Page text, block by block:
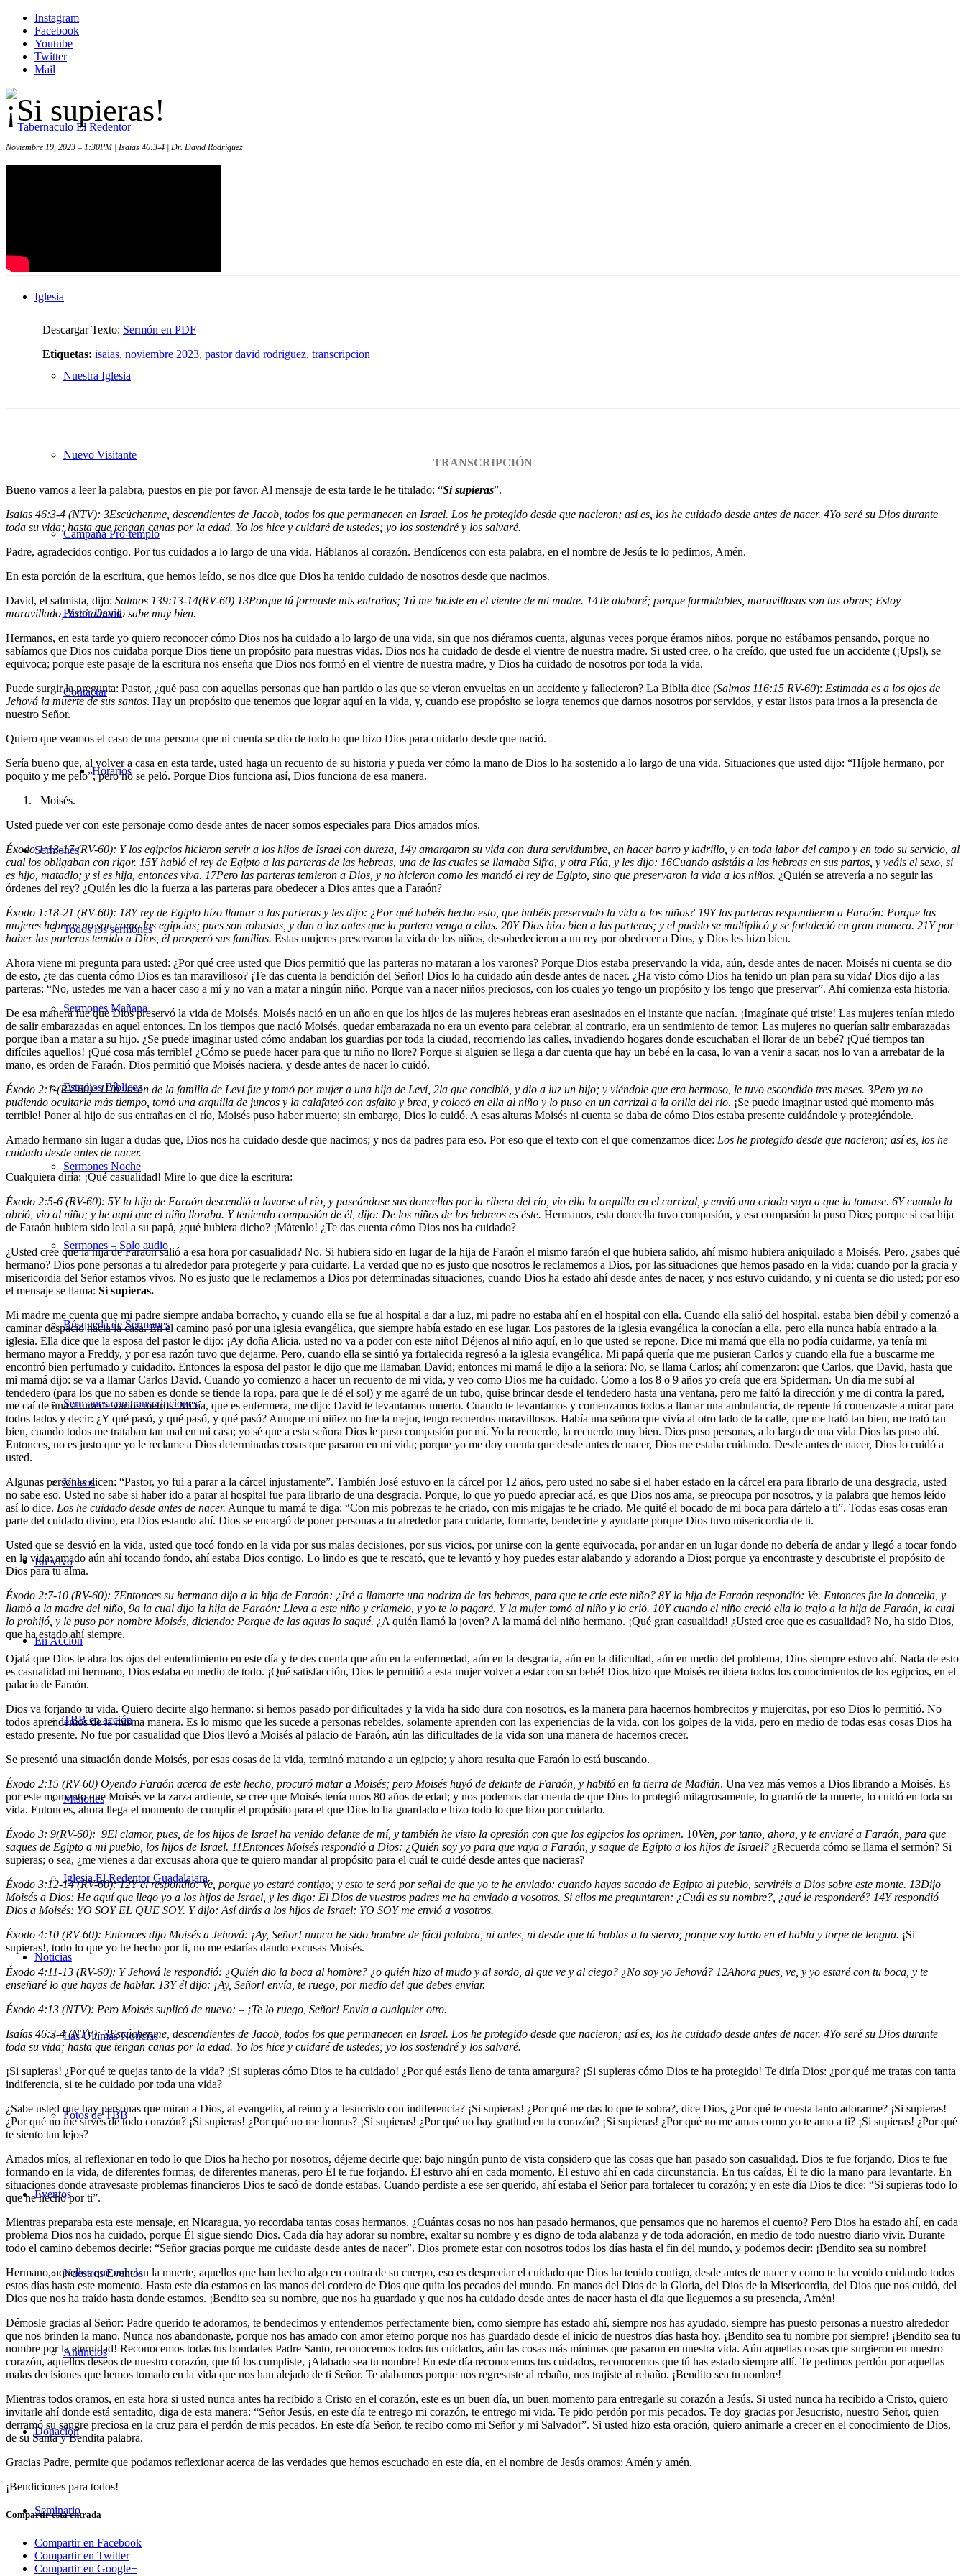
Instagram
Facebook
Youtube
Twitter
Mail
Iglesia
Nuestra Iglesia
Nuevo Visitante
Campaña Pro-templo
Pastor David
Contactar
Horarios
Sermones
Todos los sermones
Sermones Mañana
Estudios Bíblicos
Sermones Noche
Sermones – Solo audio
Búsqueda de Sermones
Sermones con transcripciones
Videos
En Vivo
En Acción
TBB en acción
Misiones
Iglesia El Redentor Guadalajara
Noticias
Las Últimas Noticias
Fotos de TBB
Eventos
Nuestros Eventos
Anuncios
Donación
Seminario
¡Si supieras!
Noviembre 19, 2023 – 1:30PM | Isaias 46:3-4 | Dr. David Rodríguez
Descargar Texto: Sermón en PDF
Etiquetas: isaias, noviembre 2023, pastor david rodriguez, transcripcion
TRANSCRIPCIÓN
Bueno vamos a leer la palabra, puestos en pie por favor. Al mensaje de esta tarde le he titulado: “Si supieras”.
Isaías 46:3-4 (NTV): 3Escúchenme, descendientes de Jacob, todos los que permanecen en Israel. Los he protegido desde que nacieron; así es, los he cuidado desde antes de nacer. 4Yo seré su Dios durante
toda su vida; hasta que tengan canas por la edad. Yo los hice y cuidaré de ustedes; yo los sostendré y los salvaré.
Padre, agradecidos contigo. Por tus cuidados a lo largo de una vida. Háblanos al corazón. Bendícenos con esta palabra, en el nombre de Jesús te lo pedimos, Amén.
En esta porción de la escritura, que hemos leído, se nos dice que Dios ha tenido cuidado de nosotros desde que nacimos.
David, el salmista, dijo: Salmos 139:13-14(RV-60) 13Porque tú formaste mis entrañas; Tú me hiciste en el vientre de mi madre. 14Te alabaré; porque formidables, maravillosas son tus obras; Estoy
maravillado, Y mi alma lo sabe muy bien.
Hermanos, en esta tarde yo quiero reconocer cómo Dios nos ha cuidado a lo largo de una vida, sin que nos diéramos cuenta, algunas veces porque éramos niños, porque no estábamos pensando, porque no
sabíamos que Dios nos cuidaba porque Dios tiene un propósito para nuestras vidas. Dios nos ha cuidado de desde el vientre de nuestra madre. Si usted cree, o ha creído, que usted fue un accidente (¡Ups!), se
equivoca; porque este pasaje de la escritura nos enseña que Dios nos formó en el vientre de nuestra madre, y Dios ha cuidado de nosotros por toda la vida.
Puede surgir la pregunta: Pastor, ¿qué pasa con aquellas personas que han partido o las que se vieron envueltas en un accidente y fallecieron? La Biblia dice (Salmos 116:15 RV-60): Estimada es a los ojos de
Jehová la muerte de sus santos. Hay un propósito que tenemos que lograr aquí en la vida, y, cuando ese propósito se logra tenemos que darnos nosotros por servidos, y estar listos para irnos a la presencia de
nuestro Señor.
Quiero que veamos el caso de una persona que ni cuenta se dio de todo lo que hizo Dios para cuidarlo desde que nació.
Sería bueno que, al volver a casa en esta tarde, usted haga un recuento de su historia y pueda ver cómo la mano de Dios lo ha sostenido a lo largo de una vida. Situaciones que usted dijo: “Híjole hermano, por
poquito y me pelo”, pero no se peló. Porque Dios funciona así, Dios funciona de esa manera.
Moisés.
Usted puede ver con este personaje como desde antes de nacer somos especiales para Dios amados míos.
Éxodo 1:13-17 (RV-60): Y los egipcios hicieron servir a los hijos de Israel con dureza, 14y amargaron su vida con dura servidumbre, en hacer barro y ladrillo, y en toda labor del campo y en todo su servicio, al
cual los obligaban con rigor. 15Y habló el rey de Egipto a las parteras de las hebreas, una de las cuales se llamaba Sifra, y otra Fúa, y les dijo: 16Cuando asistáis a las hebreas en sus partos, y veáis el sexo, si
es hijo, matadlo; y si es hija, entonces viva. 17Pero las parteras temieron a Dios, y no hicieron como les mandó el rey de Egipto, sino que preservaron la vida a los niños. ¿Quién se atrevería a no seguir las
órdenes del rey? ¿Quién les dio la fuerza a las parteras para obedecer a Dios antes que a Faraón?
Éxodo 1:18-21 (RV-60): 18Y rey de Egipto hizo llamar a las parteras y les dijo: ¿Por qué habéis hecho esto, que habéis preservado la vida a los niños? 19Y las parteras respondieron a Faraón: Porque las
mujeres hebreas no son como las egipcias; pues son robustas, y dan a luz antes que la partera venga a ellas. 20Y Dios hizo bien a las parteras; y el pueblo se multiplicó y se fortaleció en gran manera. 21Y por
haber las parteras temido a Dios, él prosperó sus familias. Estas mujeres preservaron la vida de los niños, desobedecieron a un rey por obedecer a Dios, y Dios les hizo bien.
Ahora viene mi pregunta para usted: ¿Por qué cree usted que Dios permitió que las parteras no mataran a los varones? Porque Dios estaba preservando la vida, aún, desde antes de nacer. Moisés ni cuenta se dio
de esto, ¿te das cuenta cómo Dios es tan maravilloso? ¡Te das cuenta la bendición del Señor! Dios lo ha cuidado aún desde antes de nacer. ¿Ha visto cómo Dios ha tenido un plan para su vida? Dios dijo a las
parteras: “No, ustedes me van a hacer caso a mí y no van a matar a ningún niño. Porque van a nacer niños preciosos, con los cuales yo tengo un propósito y los tengo que preservar”. Ahí comienza esta historia.
De esa manera fue que Dios preservó la vida de Moisés. Moisés nació en un año en que los hijos de las mujeres hebreas eran asesinados en el instante que nacían. ¡Imagínate qué triste! Las mujeres tenían miedo
de salir embarazadas en aquel entonces. En los tiempos que nació Moisés, quedar embarazada no era un evento para celebrar, al contrario, era un sentimiento de temor. Las mujeres no querían salir embarazadas
porque iban a matar a su hijo. ¿Se puede imaginar usted cómo andaban los guardias por toda la ciudad, recorriendo las calles, invadiendo hogares donde escuchaban el llorar de un bebé? ¡Qué tiempos tan
difíciles aquellos! ¡Qué cosa más terrible! ¿Cómo se puede hacer para que tu niño no llore? Porque si alguien se llega a dar cuenta que hay un bebé en la casa, lo van a venir a sacar, nos lo van a arrebatar de la
mano, es orden de Faraón. Dios permitió que Moisés naciera, y desde antes de nacer lo cuidó.
Éxodo 2:1-(RV-60):1Un varón de la familia de Leví fue y tomó por mujer a una hija de Leví, 2la que concibió, y dio a luz un hijo; y viéndole que era hermoso, le tuvo escondido tres meses. 3Pero ya no
pudiendo ocultarle más tiempo, tomó una arquilla de juncos y la calafateó con asfalto y brea, y colocó en ella al niño y lo puso en un carrizal a la orilla del río. ¡Se puede imaginar usted qué momento más
terrible! Poner al hijo de sus entrañas en el río, Moisés puso haber muerto; sin embargo, Dios lo cuidó. A esas alturas Moisés ni cuenta se daba de cómo Dios estaba presente cuidándole y protegiéndole.
Amado hermano sin lugar a dudas que, Dios nos ha cuidado desde que nacimos; y nos da padres para eso. Por eso que el texto con el que comenzamos dice: Los he protegido desde que nacieron; así es, los he
cuidado desde antes de nacer.
Cualquiera diría: ¡Qué casualidad! Mire lo que dice la escritura:
Éxodo 2:5-6 (RV-60): 5Y la hija de Faraón descendió a lavarse al río, y paseándose sus doncellas por la ribera del río, vio ella la arquilla en el carrizal, y envió una criada suya a que la tomase. 6Y cuando la
abrió, vio al niño; y he aquí que el niño lloraba. Y teniendo compasión de él, dijo: De los niños de los hebreos es éste. Hermanos, esta doncella tuvo compasión, y esa compasión la puso Dios; porque si esa hija
de Faraón hubiera sido leal a su papá, ¿qué hubiera dicho? ¡Mátenlo! ¿Te das cuenta cómo Dios nos ha cuidado?
¿Usted cree que la hija de Faraón salió a esa hora por casualidad? No. Si hubiera sido en lugar de la hija de Faraón el mismo faraón el que hubiera salido, ahí mismo hubiera aniquilado a Moisés. Pero, ¿sabes qué
hermano? Dios pone personas a tu alrededor para protegerte y para cuidarte. La verdad que no es justo que nosotros le reclamemos a Dios, por las situaciones que hemos pasado en la vida; cuando por la gracia y
misericordia del Señor estamos vivos. No es justo que le reclamemos a Dios por determinadas situaciones, cuando Dios ha estado ahí desde antes de nacer, y nos estuvo cuidando, y ni cuenta se dio usted; por eso
el mensaje se llama: Si supieras.
Mi madre me cuenta que mi padre siempre andaba borracho, y cuando ella se fue al hospital a dar a luz, mi padre no estaba ahí en el hospital con ella. Cuando ella salió del hospital, estaba bien débil y comenzó a
caminar despacio hacia la casa. En el camino pasó por una iglesia evangélica, que siempre había estado en ese lugar. Los pastores de la iglesia evangélica la conocían a ella, pero ella nunca había entrado a la
iglesia. Ella dice que la esposa del pastor le dijo: ¡Ay doña Alicia, usted no va a poder con este niño! Déjenos al niño aquí, en lo que usted se repone. Dice mi mamá que ella no podía cuidarme, ya tenía mi
hermano mayor a Freddy, y por esa razón tuvo que dejarme. Pero, cuando ella se sintió ya fortalecida regresó a la iglesia evangélica. Mi papá quería que me pusieran Carlos y cuando ella fue a buscarme me
encontró bien perfumado y cuidadito. Entonces la esposa del pastor le dijo que me llamaban David; entonces mi mamá le dijo a la señora: No, se llama Carlos; ahí comenzaron: que Carlos, que David, hasta que
mi mamá dijo: se va a llamar Carlos David. Cuando yo comienzo a hacer un recuento de mi vida, y veo como Dios me ha cuidado. Como a los 8 o 9 años yo creía que era Spiderman. Un día me subí al
tendedero (para los que no saben es donde se tiende la ropa, para que le dé el sol) y me agarré de un tubo, quise brincar desde el tendedero hasta una ventana, pero me faltó la dirección y me di contra la pared,
me caí de una altura de varios metros. Mi tía, que es enfermera, me dijo: David te levantamos muerto. Cuando te levantamos y comenzamos todos a llamar una ambulancia, de repente tú comenzaste a mirar para
todos lados y decir: ¿Y qué pasó, y qué pasó, y qué pasó? Aunque mi niñez no fue la mejor, tengo recuerdos maravillosos. Había una señora que vivía al otro lado de la calle, que me trató tan bien, me trató tan
bien, cuando todos me trataban tan mal en mi casa; yo sé que a esta señora Dios le puso compasión por mí. Yo la recuerdo, la recuerdo muy bien. Dios puso personas, a lo largo de una vida Dios las puso ahí.
Entonces, no es justo que yo le reclame a Dios determinadas cosas que pasaron en mi vida; porque yo me doy cuenta que desde antes de nacer, Dios me estaba cuidando. Desde antes de nacer, Dios lo cuidó a
usted.
Algunas personas dicen: “Pastor, yo fui a parar a la cárcel injustamente”. También José estuvo en la cárcel por 12 años, pero usted no sabe si el haber estado en la cárcel era para librarlo de una desgracia, usted
no sabe eso. Usted no sabe si haber ido a parar al hospital fue para librarlo de una desgracia. Porque, lo que yo puedo apreciar acá, es que Dios nos ama, se preocupa por nosotros, y la palabra que hemos leído
así lo dice. Los he cuidado desde antes de nacer. Aunque tu mamá te diga: “Con mis pobrezas te he criado, con mis migajas te he criado. Me quité el bocado de mi boca para dártelo a ti”. Todas esas cosas eran
parte del cuidado divino, era Dios estando ahí. Dios se encargó de poner personas a tu alrededor para cuidarte, formarte, bendecirte y ayudarte porque Dios tuvo misericordia de ti.
Usted que se desvió en la vida, usted que tocó fondo en la vida por sus malas decisiones, por sus vicios, por unirse con la gente equivocada, por andar en un lugar donde no debería de andar y llegó a tocar fondo
en la vida; amado aún ahí tocando fondo, ahí estaba Dios contigo. Lo lindo es que te rescató, que te levantó y hoy puedes estar alabando y adorando a Dios; porque ya encontraste y descubriste el propósito de
Dios para tu alma.
Éxodo 2:7-10 (RV-60): 7Entonces su hermana dijo a la hija de Faraón: ¿Iré a llamarte una nodriza de las hebreas, para que te críe este niño? 8Y la hija de Faraón respondió: Ve. Entonces fue la doncella, y
llamó a la madre del niño, 9a la cual dijo la hija de Faraón: Lleva a este niño y críamelo, y yo te lo pagaré. Y la mujer tomó al niño y lo crió. 10Y cuando el niño creció ella lo trajo a la hija de Faraón, la cual
lo prohijó, y le puso por nombre Moisés, diciendo: Porque de las aguas lo saqué. ¿A quién llamó la joven? A la mamá del niño hermano. ¡Qué gran casualidad! ¿Usted cree que es casualidad? No, ha sido Dios,
que ha estado ahí siempre.
Ojalá que Dios te abra los ojos del entendimiento en este día y te des cuenta que aún en la enfermedad, aún en la desgracia, aún en la dificultad, aún en medio del problema, Dios siempre estuvo ahí. Nada de esto
es casualidad mi hermano, Dios estaba en medio de todo. ¡Qué satisfacción, Dios le permitió a esta mujer volver a estar con su bebé! Dios hizo que Moisés recibiera todos los conocimientos de los egipcios, en el
palacio de Faraón.
Dios va forjando tu vida. Quiero decirte algo hermano: si hemos pasado por dificultades y la vida ha sido dura con nosotros, es la manera para hacernos hombrecitos y mujercitas, por eso Dios lo permitió. No
todos aprendemos de la misma manera. Es lo mismo que les sucede a personas rebeldes, solamente aprenden con las experiencias de la vida, con los golpes de la vida, pero en medio de todas esas cosas Dios ha
estado presente. No fue por casualidad que Dios llevó a Moisés al palacio de Faraón, aún las dificultades de la vida son una manera de hacernos crecer.
Se presentó una situación donde Moisés, por esas cosas de la vida, terminó matando a un egipcio; y ahora resulta que Faraón lo está buscando.
Éxodo 2:15 (RV-60) Oyendo Faraón acerca de este hecho, procuró matar a Moisés; pero Moisés huyó de delante de Faraón, y habitó en la tierra de Madián. Una vez más vemos a Dios librando a Moisés. Es
por este momento que Moisés ve la zarza ardiente, se cree que Moisés tenía unos 80 años de edad; y nos podemos dar cuenta de que Dios lo protegió milagrosamente, lo guardó de la muerte, lo cuidó en toda su
vida. Entonces, ahora llega el momento de cumplir el propósito para el que Dios lo ha guardado e hizo todo lo que hizo por cuidarlo.
Éxodo 3: 9(RV-60): 9El clamor, pues, de los hijos de Israel ha venido delante de mí, y también he visto la opresión con que los egipcios los oprimen. 10Ven, por tanto, ahora, y te enviaré a Faraón, para que
saques de Egipto a mi pueblo, los hijos de Israel. 11Entonces Moisés respondió a Dios: ¿Quién soy yo para que vaya a Faraón, y saque de Egipto a los hijos de Israel? ¿Recuerda cómo se llama el sermón? Si
supieras; o sea, ¿me vienes a dar excusas ahora que te quiero mandar al propósito para el cuál te cuidé desde antes que nacieras?
Éxodo 3:12-14 (RV-60):12Y él respondió: Ve, porque yo estaré contigo; y esto te será por señal de que yo te he enviado: cuando hayas sacado de Egipto al pueblo, serviréis a Dios sobre este monte. 13Dijo
Moisés a Dios: He aquí que llego yo a los hijos de Israel, y les digo: El Dios de vuestros padres me ha enviado a vosotros. Si ellos me preguntaren: ¿Cuál es su nombre?, ¿qué le responderé? 14Y respondió
Dios a Moisés: YO SOY EL QUE SOY. Y dijo: Así dirás a los hijos de Israel: YO SOY me envió a vosotros.
Éxodo 4:10 (RV-60): Entonces dijo Moisés a Jehová: ¡Ay, Señor! nunca he sido hombre de fácil palabra, ni antes, ni desde que tú hablas a tu siervo; porque soy tardo en el habla y torpe de lengua. ¡Si
supieras!, todo lo que yo he hecho por ti, no me estarías dando excusas Moisés.
Éxodo 4:11-13 (RV-60): Y Jehová le respondió: ¿Quién dio la boca al hombre? ¿o quién hizo al mudo y al sordo, al que ve y al ciego? ¿No soy yo Jehová? 12Ahora pues, ve, y yo estaré con tu boca, y te
enseñaré lo que hayas de hablar. 13Y él dijo: ¡Ay, Señor! envía, te ruego, por medio del que debes enviar.
Éxodo 4:13 (NTV): Pero Moisés suplicó de nuevo: – ¡Te lo ruego, Señor! Envía a cualquier otro.
Isaías 46:3-4 (NTV):3Escúchenme, descendientes de Jacob, todos los que permanecen en Israel. Los he protegido desde que nacieron; así es, los he cuidado desde antes de nacer. 4Yo seré su Dios durante
toda su vida; hasta que tengan canas por la edad. Yo los hice y cuidaré de ustedes; yo los sostendré y los salvaré.
¡Si supieras! ¿Por qué te quejas tanto de la vida? ¡Si supieras cómo Dios te ha cuidado! ¿Por qué estás lleno de tanta amargura? ¡Si supieras cómo Dios te ha protegido! Te diría Dios: ¿por qué me tratas con tanta
indiferencia, si te he cuidado por toda una vida?
¿Sabe usted que hay personas que miran a Dios, al evangelio, al reino y a Jesucristo con indiferencia? ¡Si supieras! ¿Por qué me das lo que te sobra?, dice Dios, ¿Por qué te cuesta tanto adorarme? ¡Si supieras!
¿Por qué no me sirves de todo corazón? ¡Si supieras! ¿Por qué no me honras? ¡Si supieras! ¿Por qué no hay gratitud en tu corazón? ¡Si supieras! ¿Por qué no me amas como yo te amo a ti? ¡Si supieras! ¿Por qué
te siento tan lejos?
Amados míos, al reflexionar en todo lo que Dios ha hecho por nosotros, déjeme decirle que: bajo ningún punto de vista considero que las cosas que han pasado son casualidad. Dios te fue forjando, Dios te fue
formando en la vida, de diferentes formas, de diferentes maneras, pero Él te fue forjando. Él estuvo ahí en cada momento, Él estuvo ahí en cada circunstancia. En tus caídas, Él te dio la mano para levantarte. En
situaciones donde atravesaste problemas financieros Dios te sacó de donde estabas. Cuando perdiste a ese ser querido, ahí estaba el Señor para fortalecer tu corazón; y en este día Dios te dice: “Si supieras todo lo
que he hecho por ti”.
Mientras preparaba esta este mensaje, en Nicaragua, yo recordaba tantas cosas hermanos. ¿Cuántas cosas no nos han pasado hermanos, que pensamos que no haremos el cuento? Pero Dios ha estado ahí, en cada
problema Dios nos ha cuidado, porque Él sigue siendo Dios. Cada día hay adorar su nombre, exaltar su nombre y es digno de toda alabanza y de toda adoración, en medio de todo nuestro diario vivir. Durante
todo el camino debemos decirle: “Señor gracias porque me cuidaste desde antes de nacer”. Dios promete estar con nosotros todos los días hasta el fin del mundo, y podemos decir: ¡Bendito sea su nombre!
Hermano, aquellos que anhelan la muerte, aquellos que han hecho algo en contra de su cuerpo, eso es despreciar el cuidado que Dios ha tenido contigo, desde antes de nacer y como te ha venido cuidando todos
estos días hasta este momento. Hasta este día estamos en las manos del cordero de Dios que quita los pecados del mundo. En manos del Dios de la Gloria, del Dios de la Misericordia, del Dios que nos cuidó, del
Dios que nos ha traído hasta donde estamos. ¡Bendito sea su nombre, que nos ha guardado y que nos ha cuidado desde antes de nacer hasta el día que lleguemos a su presencia, Amén!
Démosle gracias al Señor: Padre querido te adoramos, te bendecimos y entendemos perfectamente bien, como siempre has estado ahí, siempre nos has ayudado, siempre has puesto personas a nuestro alrededor
que nos brinden la mano. Nunca nos abandonaste, porque nos has amado con amor eterno porque nos has guardado desde el inicio de nuestros días hasta hoy. ¡Bendito sea tu nombre por siempre! ¡Bendito sea tu
nombre por la eternidad! Reconocemos todas tus bondades Padre Santo, reconocemos todos tus cuidados, aún las cosas más mínimas que pasaron en nuestra vida. Aún aquellas cosas que surgieron en nuestro
corazón, aquellos deseos de nuestro corazón, que tú los cumpliste, ¡Alabado sea tu nombre! En este día reconocemos tus cuidados, reconocemos que tú has estado siempre allí. Te pedimos perdón por aquellas
malas decisiones que hemos tomado en la vida que nos han alejado de ti Señor. Te alabamos porque nos regresaste al rebaño, nos trajiste al rebaño. ¡Bendito sea tu nombre!
Mientras todos oramos, en esta hora si usted nunca antes ha recibido a Cristo en el corazón, este es un buen día, un buen momento para entregarle su corazón a Jesús. Si usted nunca ha recibido a Cristo, quiero
invitarle ahí donde está sentadito, diga de esta manera: “Señor Jesús, en este día te entrego mi corazón, te entrego mi vida. Te pido perdón por mis pecados. Te doy gracias por Jesucristo, nuestro Señor, quien
derramó su sangre preciosa en la cruz para el perdón de mis pecados. En este día Señor, te recibo como mi Señor y mi Salvador”. Si usted hizo esta oración, quiero animarle a crecer en el conocimiento de Dios,
de su Santa y Bendita palabra.
Gracias Padre, permite que podamos reflexionar acerca de las verdades que hemos escuchado en este día, en el nombre de Jesús oramos: Amén y amén.
¡Bendiciones para todos!
Compartir esta entrada
Compartir en Facebook
Compartir en Twitter
Compartir en Google+